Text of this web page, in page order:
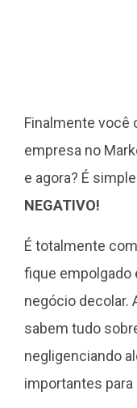
Finalmente você
empresa no
e agora? É
NEGATIVO!
É totalmente
fique empolgado
negócio decolar.
sabem tudo
negligenciando
importantes